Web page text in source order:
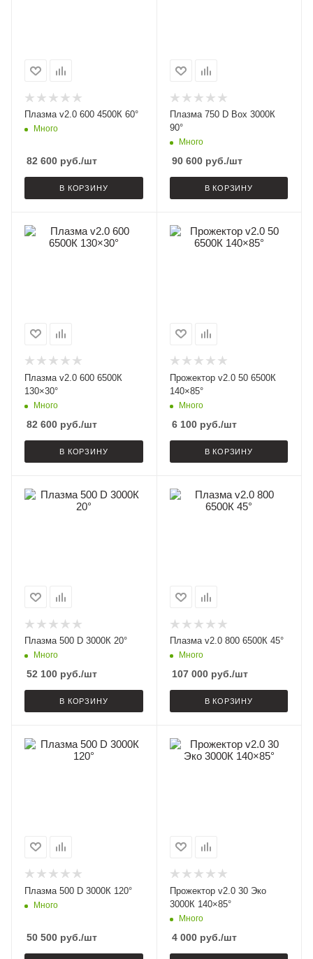
Плазма v2.0 600 4500К 60°
Много
82 600 руб./шт
В КОРЗИНУ
Плазма 750 D Box 3000К
90°
Много
90 600руб./шт
В КОРЗИНУ
Плазма v2.0 600 6500К
130×30°
Много
82 600 руб./шт
В КОРЗИНУ
Прожектор v2.0 50 6500К
140×85°
Много
6 100руб./шт
В КОРЗИНУ
Плазма 500 D 3000К 20°
Много
52 100 руб./шт
В КОРЗИНУ
Плазма v2.0 800 6500К 45°
Много
107 000руб./шт
В КОРЗИНУ
Плазма 500 D 3000К 120°
Много
50 500 руб./шт
Прожектор v2.0 30 Эко
3000К 140×85°
Много
4 000руб./шт